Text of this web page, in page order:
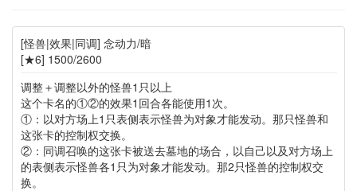
[怪兽|效果|同调] 念动力/暗
[★6] 1500/2600
调整＋调整以外的怪兽1只以上
这个卡名的①②的效果1回合各能使用1次。
①：以对方场上1只表侧表示怪兽为对象才能发动。那只怪兽和
这张卡的控制权交换。
②：同调召唤的这张卡被送去墓地的场合，以自己以及对方场上
的表侧表示怪兽各1只为对象才能发动。那2只怪兽的控制权交
换。